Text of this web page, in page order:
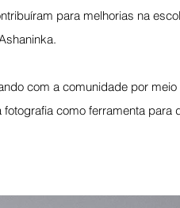
para melhorias na
com a comunidade por
como ferramenta